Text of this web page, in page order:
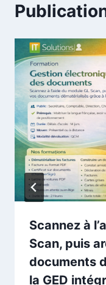
Scannez à
Scan, puis
documents
la GED